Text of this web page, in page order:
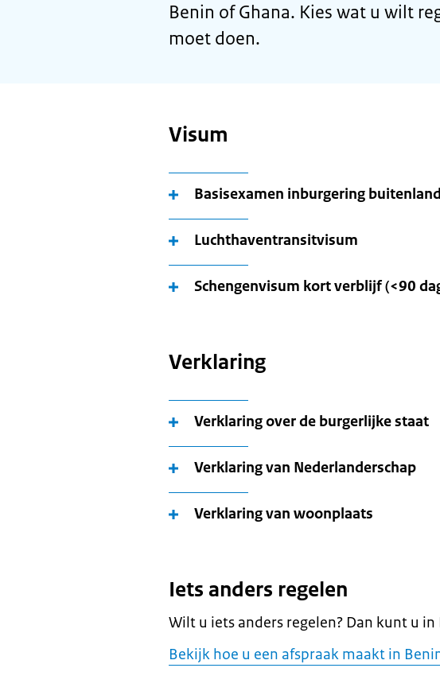
Benin of Ghana. Kies wat u wilt
moet doen.
Visum
Basisexamen inburgering buitenland
Luchthaventransitvisum
Schengenvisum kort verblijf (<90
Verklaring
Verklaring over de burgerlijke staat
Verklaring van Nederlanderschap
Verklaring van woonplaats
Iets anders regelen
Wilt u iets anders regelen? Dan kunt u
Bekijk hoe u een afspraak maakt in